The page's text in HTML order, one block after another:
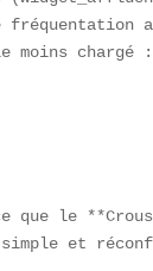
moins
que le
et